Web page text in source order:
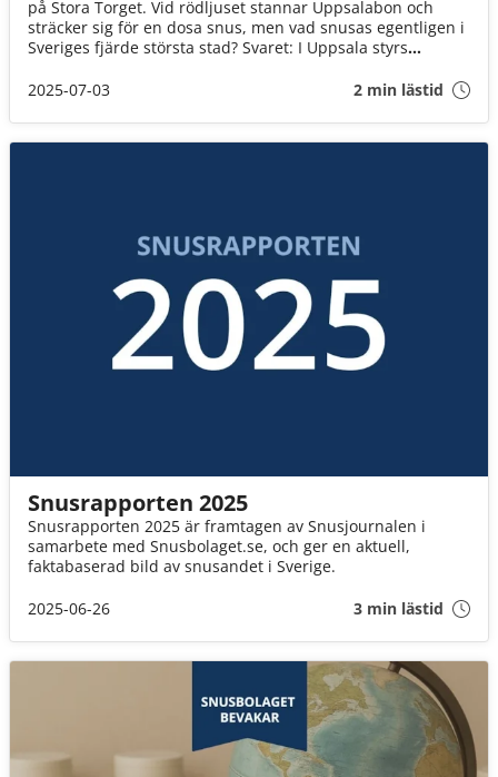
på Stora Torget. Vid rödljuset stannar Uppsalabon och
sträcker sig för en dosa snus, men vad snusas egentligen i
Sveriges fjärde största stad? Svaret: I Uppsala styrs
smaker som mint och frukt.
2025-07-03 2 min lästid
Snusrapporten 2025
Snusrapporten 2025 är framtagen av Snusjournalen i
samarbete med Snusbolaget.se, och ger en aktuell,
faktabaserad bild av snusandet i Sverige.
2025-06-26
3 min lästid